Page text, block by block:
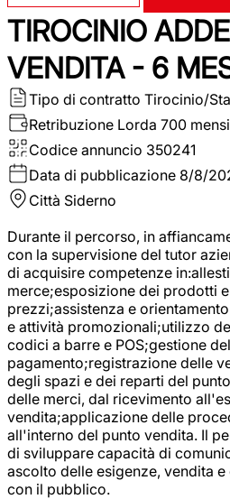
TIROCINIO
VENDITA - 6
Tipo di contratto Tirocinio/
Retribuzione Lorda 700
Codice annuncio 350241
Data di pubblicazione 8/8/
Città Siderno
Durante il percorso, in
con la supervisione del tutor
di acquisire competenze
merce;esposizione dei prodotti
prezzi;assistenza e
e attività promozionali;utilizzo
codici a barre e POS;gestione
pagamento;registrazione delle
degli spazi e dei reparti del
delle merci, dal ricevimento
vendita;applicazione delle
all'interno del punto vendita. Il
di sviluppare capacità di
ascolto delle esigenze, vendita
con il pubblico.